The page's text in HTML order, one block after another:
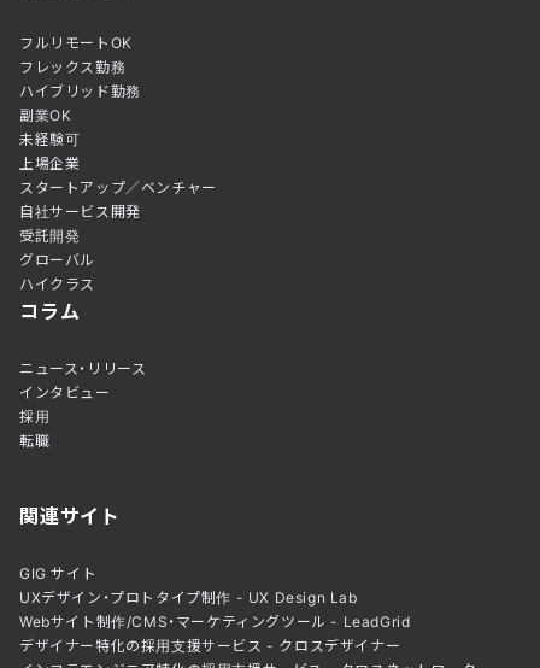
フルリモートOK
フレックス勤務
ハイブリッド勤務
副業OK
未経験可
上場企業
スタートアップ／ベンチャー
自社サービス開発
受託開発
グローバル
ハイクラス
コラム
ニュース・リリース
インタビュー
採用
転職
関連サイト
GIG サイト
UXデザイン・プロトタイプ制作 - UX Design Lab
Webサイト制作/CMS・マーケティングツール - LeadGrid
デザイナー特化の採用支援サービス - クロスデザイナー